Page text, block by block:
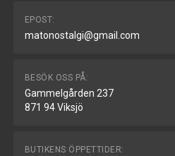
EPOST:
matonostalgi@gmail.com
BESÖK OSS PÅ:
Gammelgården 237
871 94 Viksjö
BUTIKENS ÖPPETTIDER: